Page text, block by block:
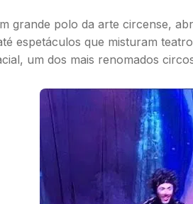
grande polo da arte circense,
espetáculos que misturam
um dos mais renomados